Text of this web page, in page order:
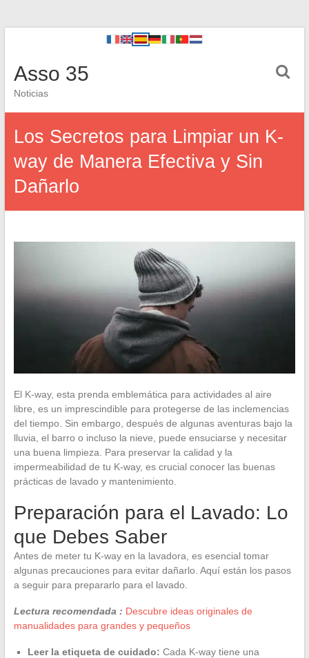
Asso 35
Noticias
Los Secretos para Limpiar un K-
way de Manera Efectiva y Sin
Dañarlo
El K-way, esta prenda emblemática para actividades al aire
libre, es un imprescindible para protegerse de las inclemencias
del tiempo. Sin embargo, después de algunas aventuras bajo la
lluvia, el barro o incluso la nieve, puede ensuciarse y necesitar
una buena limpieza. Para preservar la calidad y la
impermeabilidad de tu K-way, es crucial conocer las buenas
prácticas de lavado y mantenimiento.
Preparación para el Lavado: Lo
que Debes Saber
Antes de meter tu K-way en la lavadora, es esencial tomar
algunas precauciones para evitar dañarlo. Aquí están los pasos
a seguir para prepararlo para el lavado.
Lectura recomendada : Descubre ideas originales de
manualidades para grandes y pequeños
Leer la etiqueta de cuidado: Cada K-way tiene una